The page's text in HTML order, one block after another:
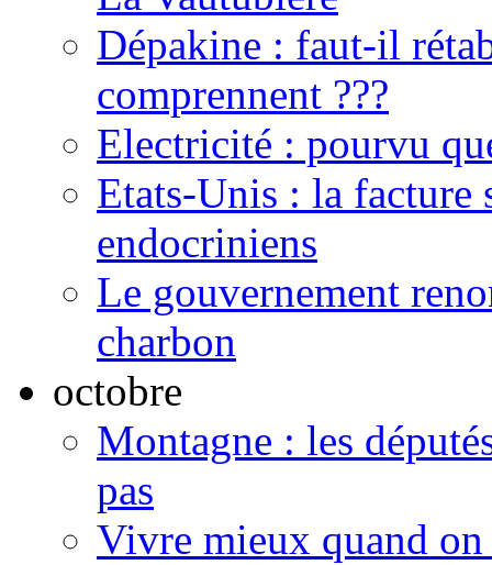
Dépakine : faut-il
comprennent ???
Electricité : pourvu
Etats-Unis : la facture
endocriniens
Le gouvernement
charbon
octobre
Montagne : les
pas
Vivre mieux quand